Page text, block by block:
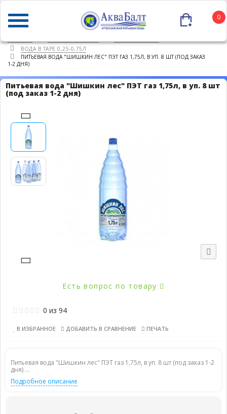
0
ВОДА В ТАРЕ 0,25-0,75Л
ПИТЬЕВАЯ ВОДА "ШИШКИН ЛЕС" ПЭТ ГАЗ 1,75Л, В УП. 8 ШТ (ПОД ЗАКАЗ
1-2 ДНЯ)
Питьевая вода "Шишкин лес" ПЭТ газ 1,75л, в уп. 8 шт
(под заказ 1-2 дня)
Есть вопрос по товару
0 из 94
В ИЗБРАННОЕ ДОБАВИТЬ В СРАВНЕНИЕ ПЕЧАТЬ
Питьевая вода "Шишкин лес" ПЭТ газ 1,75л, в уп. 8 шт (под заказ 1-2
дня) ...
Подробное описание